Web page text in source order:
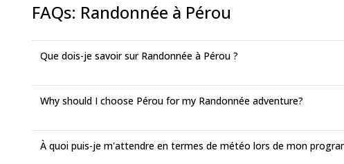
FAQs: Randonnée à Pérou
Que dois-je savoir sur Randonnée à Pérou ?
Why should I choose Pérou for my Randonnée adventure?
À quoi puis-je m'attendre en termes de météo lors de mon